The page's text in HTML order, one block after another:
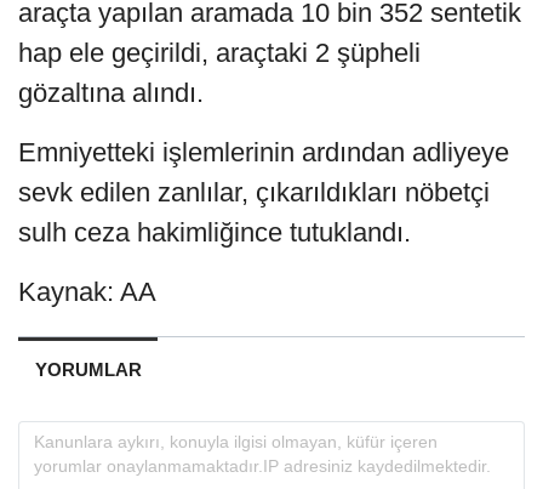
araçta yapılan aramada 10 bin 352 sentetik
hap ele geçirildi, araçtaki 2 şüpheli
gözaltına alındı.
Emniyetteki işlemlerinin ardından adliyeye
sevk edilen zanlılar, çıkarıldıkları nöbetçi
sulh ceza hakimliğince tutuklandı.
Kaynak: AA
YORUMLAR